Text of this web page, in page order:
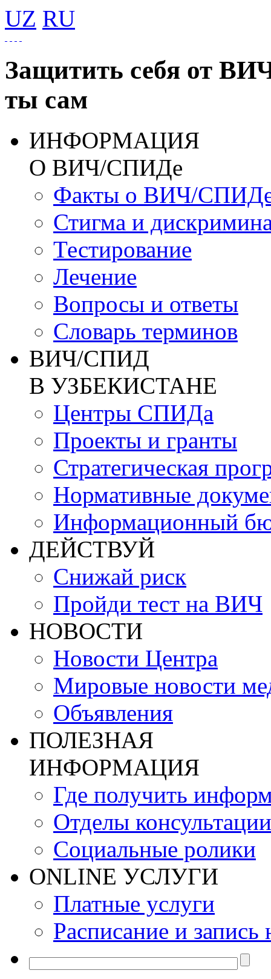
UZ RU
Защитить себя от
ты сам
ИНФОРМАЦИЯ
О ВИЧ/СПИДе
Факты о ВИЧ/
Стигма и
Тестирование
Лечение
Вопросы и ответы
Словарь терминов
ВИЧ/СПИД
В УЗБЕКИСТАНЕ
Центры СПИДа
Проекты и гранты
Стратегическая
Нормативные
Информационный
ДЕЙСТВУЙ
Снижай риск
Пройди тест на ВИЧ
НОВОСТИ
Новости Центра
Мировые новости
Объявления
ПОЛЕЗНАЯ
ИНФОРМАЦИЯ
Где получить
Отделы консультации
Социальные ролики
ONLINE УСЛУГИ
Платные услуги
Расписание и запись